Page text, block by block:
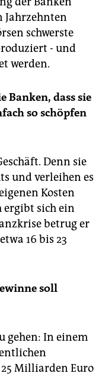
Jahrzehnten
schwerste
- und
werden.
Banken, dass sie
so schöpfen
Denn sie
und verleihen es
Kosten
ergibt sich ein
betrug er
16 bis 23
soll
gehen: In einem
Milliarden Euro